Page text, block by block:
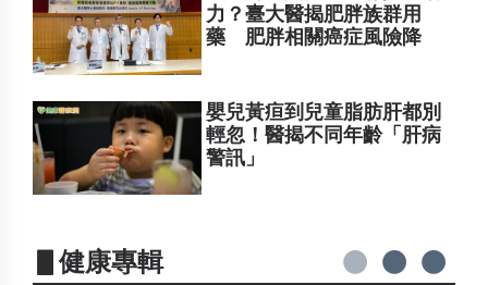
力？臺大醫揭肥胖族群用
藥 肥胖相關癌症風險降
嬰兒黃疸到兒童脂肪肝都別
輕忽！醫揭不同年齡「肝病
警訊」
▋健康專輯